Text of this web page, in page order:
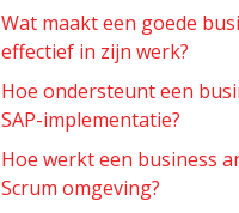
Wat maakt een goede
effectief in zijn werk?
Hoe ondersteunt een
SAP-implementatie?
Hoe werkt een business
Scrum omgeving?